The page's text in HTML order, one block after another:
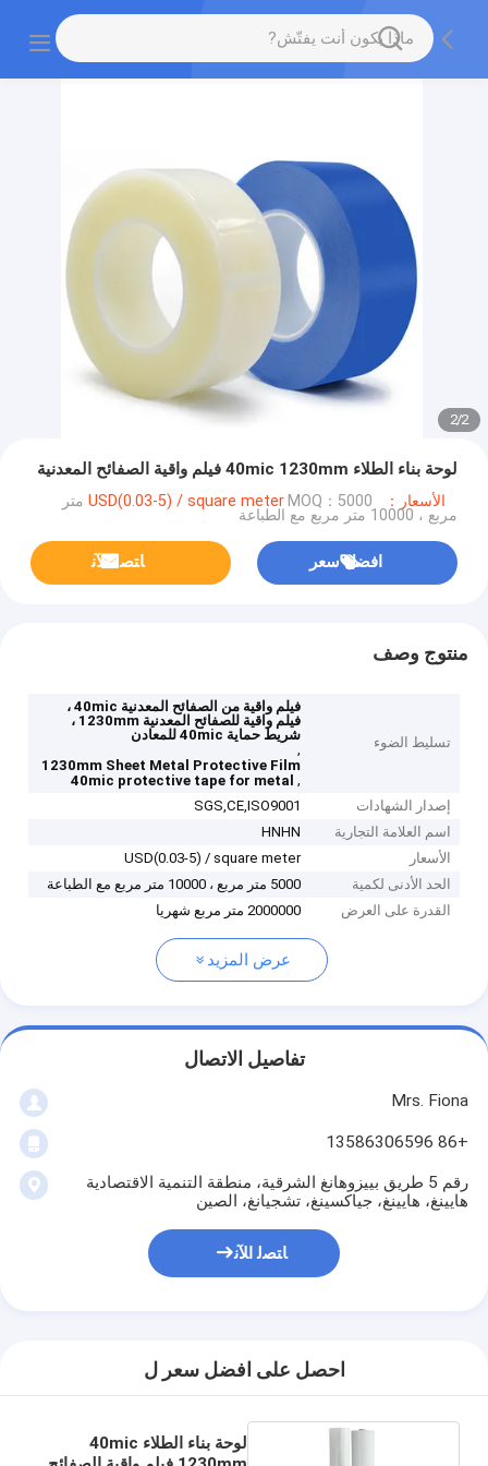
2
/
2
لوحة بناء الطلاء 40mic 1230mm فيلم واقية الصفائح المعدنية
الأسعار：USD(0.03-5) / square meter MOQ：5000 متر
مربع ، 10000 متر مربع مع الطباعة
افضل سعر ﺎﺘﺼﻟ ﺍﻶﻧ
منتوج وصف
تسليط الضوء
فيلم واقية من الصفائح المعدنية 40mic ،
فيلم واقية للصفائح المعدنية 1230mm ،
شريط حماية 40mic للمعادن
,
1230mm Sheet Metal Protective Film
,
40mic protective tape for metal
إصدار الشهادات
SGS,CE,ISO9001
اسم العلامة التجارية
HNHN
الأسعار
USD(0.03-5) / square meter
الحد الأدنى لكمية
5000 متر مربع ، 10000 متر مربع مع الطباعة
القدرة على العرض
2000000 متر مربع شهريا
عرض المزيد
تفاصيل الاتصال
Mrs. Fiona
+86 13586306596
رقم 5 طريق بييزوهانغ الشرقية، منطقة التنمية الاقتصادية
هايينغ، هايينغ، جياكسينغ، تشجيانغ، الصين
ﺎﺘﺼﻟ ﺍﻶﻧ
احصل على افضل سعر ل
لوحة بناء الطلاء 40mic